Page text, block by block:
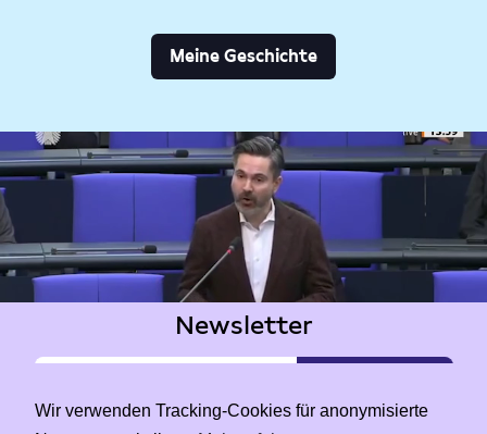
Wir verwenden Tracking-Cookies für anonymisierte
Meine Geschichte
Newsletter